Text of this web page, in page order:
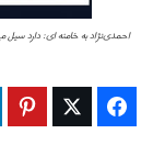
احمدی‌نژاد به خامنه ای: دارد
Facebook
Twitter